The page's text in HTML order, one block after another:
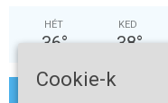
HÉT
36°
KED
38°
Cookie-k